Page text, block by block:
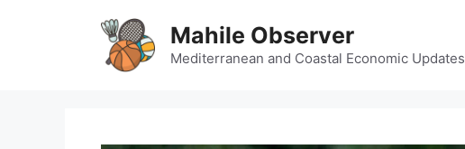
Mahile Observer
Mediterranean and Coastal Economic Updates